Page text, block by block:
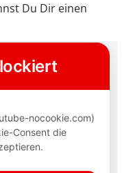
Du Dir einen